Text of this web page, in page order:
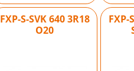
FXP-S-SVK 640 3R18
O20
FXP-